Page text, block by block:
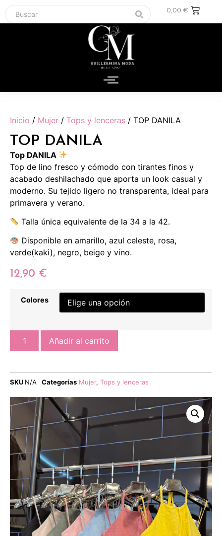
0,00€
Inicio / Mujer / Tops y lenceras / TOP DANILA
TOP DANILA
Top DANILA
Top de lino fresco y cómodo con tirantes finos y
acabado deshilachado que aporta un look casual y
moderno. Su tejido ligero no transparenta, ideal para
primavera y verano.
Talla única equivalente de la 34 a la 42.
Disponible en amarillo, azul celeste, rosa,
verde(kaki), negro, beige y vino.
12,90 €
Colores
Añadir al carrito
SKU N/A Categorías Mujer, Tops y lenceras